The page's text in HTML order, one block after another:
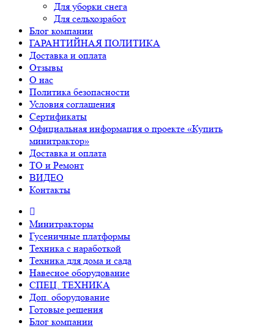
Для уборки снега
Для сельхозработ
Блог компании
ГАРАНТИЙНАЯ ПОЛИТИКА
Доставка и оплата
Отзывы
О нас
Политика безопасности
Условия соглашения
Сертификаты
Официальная информация о проекте «Купить
минитрактор»
Доставка и оплата
ТО и Ремонт
ВИДЕО
Контакты
Минитракторы
Гусеничные платформы
Техника с наработкой
Техника для дома и сада
Навесное оборудование
СПЕЦ. ТЕХНИКА
Доп. оборудование
Готовые решения
Блог компании